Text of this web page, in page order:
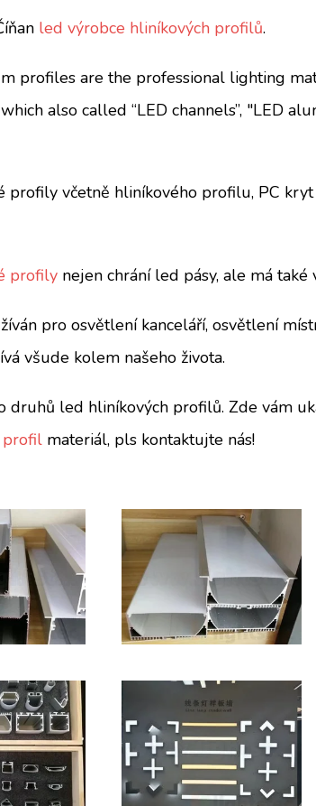
led výrobce hliníkových profilů.
profiles are the professional lighting
also called “LED channels”, "LED
profily včetně hliníkového profilu, PC
profily nejen chrání led pásy, ale má
pro osvětlení kanceláří, osvětlení
všude kolem našeho života.
druhů led hliníkových profilů. Zde vám
profil materiál, pls kontaktujte nás!